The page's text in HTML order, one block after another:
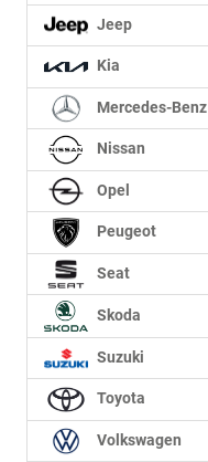
Jeep
Kia
Mercedes-Benz
Nissan
Opel
Peugeot
Seat
Skoda
Suzuki
Toyota
Volkswagen